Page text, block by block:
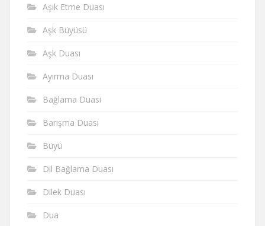
Aşık Etme Duası
Aşk Büyüsü
Aşk Duası
Ayırma Duası
Bağlama Duası
Barışma Duası
Büyü
Dil Bağlama Duası
Dilek Duası
Dua